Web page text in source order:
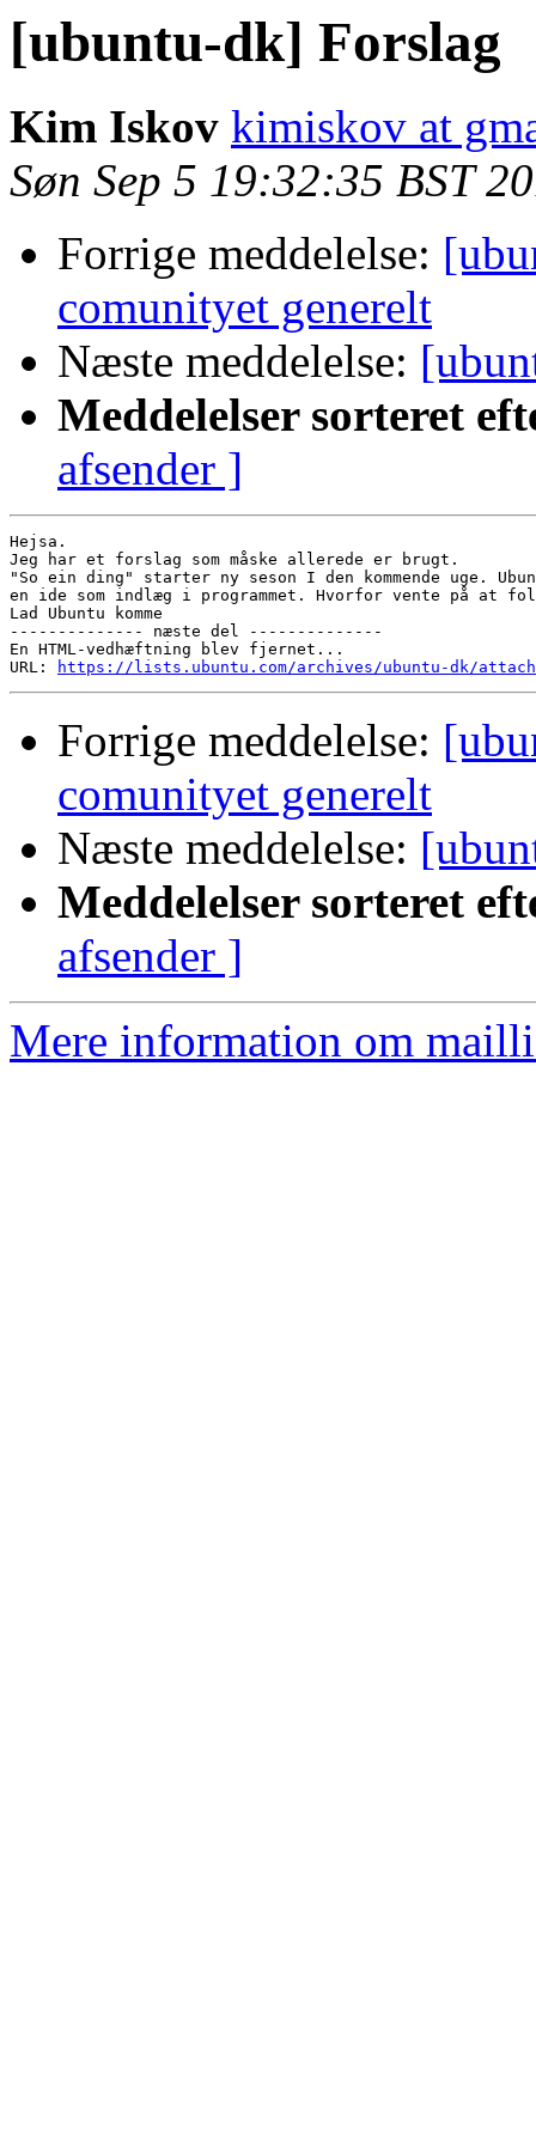
[ubuntu-dk] Forslag
Kim Iskov kimiskov at
Søn Sep 5 19:32:35 BST
Forrige meddelelse:
comunityet generelt
Næste meddelelse:
Meddelelser sorteret
afsender ]
Hejsa.
Jeg har et forslag som måske allerede er brugt.
"So ein ding" starter ny seson I den kommende uge.
en ide som indlæg i programmet. Hvorfor vente på at
Lad Ubuntu komme
-------------- næste del --------------
En HTML-vedhæftning blev fjernet...
URL:
https://lists.ubuntu.com/archives/ubuntu-dk/
Forrige meddelelse:
comunityet generelt
Næste meddelelse:
Meddelelser sorteret
afsender ]
Mere information om